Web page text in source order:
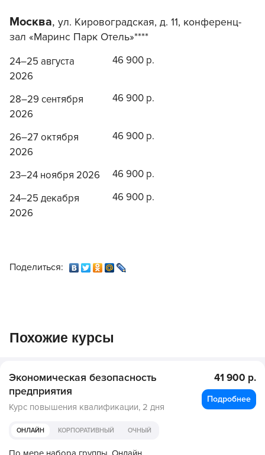
Москва, ул. Кировоградская, д. 11, конференц-
зал «Маринс Парк Отель»****
24–25 августа
2026
46 900 р.
28–29 сентября
2026
46 900 р.
26–27 октября
2026
46 900 р.
23–24 ноября 2026 46 900 р.
24–25 декабря
2026
46 900 р.
Поделиться:
Похожие курсы
Экономическая безопасность
предприятия
Курс повышения квалификации, 2 дня
ОНЛАЙН КОРПОРАТИВНЫЙ ОЧНЫЙ
41 900 р.
Подробнее